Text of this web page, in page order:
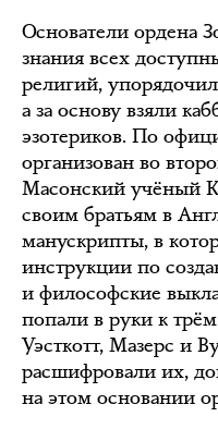
Основатели ордена
знания всех
религий,
а за основу взяли
эзотериков. По
организован во
Масонский учёный
своим братьям в
манускрипты, в
инструкции по
и философские
попали в руки к
Уэсткотт, Мазерс и
расшифровали их,
на этом основании